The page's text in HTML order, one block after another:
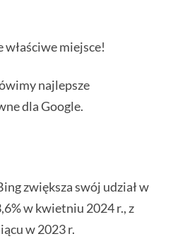
miejsce!
najlepsze
dla Google.
zwiększa swój udział w
w kwietniu 2024 r., z
w 2023 r.